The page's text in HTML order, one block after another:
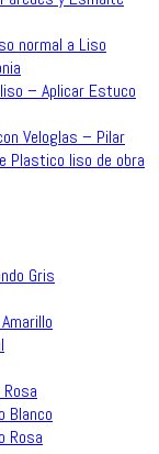
normal a Liso
– Aplicar Estuco
Veloglas – Pilar
Plastico liso de obra
Gris
Blanco
Rosa